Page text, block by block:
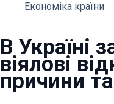
Економіка країни
В Україні
віялові
причини